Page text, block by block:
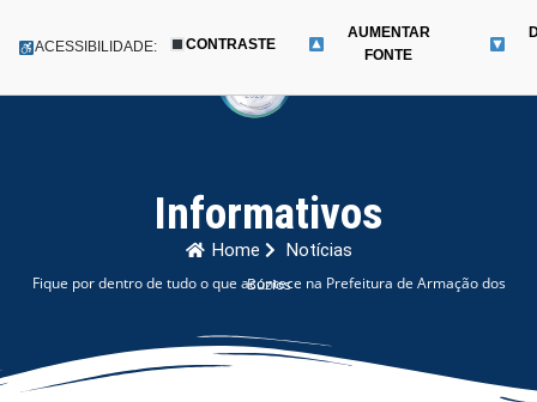
para
Menu
ACESSIBILIDADE: CONTRASTE
AUMENTAR
FONTE
Informativos
Home Notícias
Fique por dentro de tudo o que acontece na Prefeitura de Armação dos Búzios